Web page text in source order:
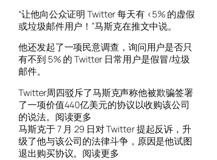
“让他向公众证明 Twitter 每天有 <5% 的虚假
或垃圾邮件用户！”马斯克在推文中说。
他还发起了一项民意调查，询问用户是否只
有不到 5% 的 Twitter 日常用户是假冒/垃圾
邮件。
Twitter周四驳斥了马斯克声称他被欺骗签署
了一项价值440亿美元的协议以收购该公司
的说法。阅读更多
马斯克于 7 月 29 日对 Twitter 提起反诉，升
级了他与该公司的法律斗争，原因是他试图
退出购买协议。阅读更多